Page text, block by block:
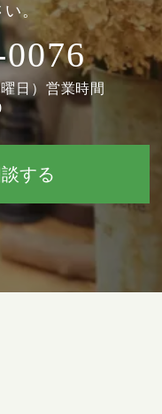
。
日）営業時間
する